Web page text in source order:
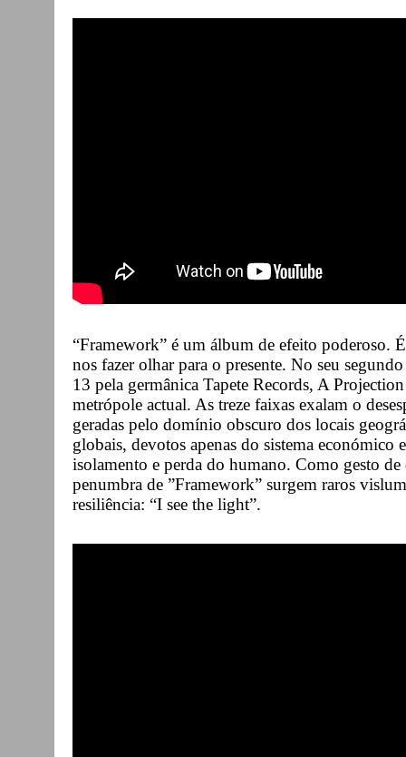
“Framework” é um álbum de efeito poderoso.
nos fazer olhar para o presente. No seu
13 pela germânica Tapete Records, A
metrópole actual. As treze faixas exalam o
geradas pelo domínio obscuro dos locais
globais, devotos apenas do sistema económico
isolamento e perda do humano. Como gesto de
penumbra de ”Framework” surgem raros
resiliência: “I see the light”.